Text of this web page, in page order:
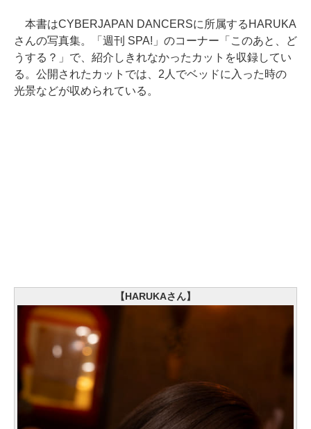
本書はCYBERJAPAN DANCERSに所属するHARUKA
さんの写真集。「週刊 SPA!」のコーナー「このあと、ど
うする？」で、紹介しきれなかったカットを収録してい
る。公開されたカットでは、2人でベッドに入った時の
光景などが収められている。
【HARUKAさん】